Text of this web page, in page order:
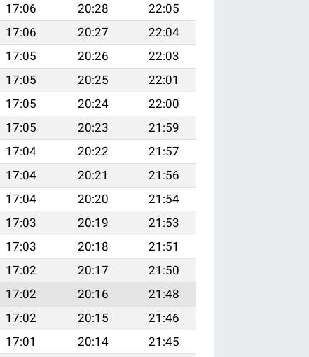
17:06 20:28
22:05
17:06 20:27
22:04
17:05 20:26
22:03
17:05 20:25
22:01
17:05 20:24
22:00
17:05 20:23
21:59
17:04 20:22
21:57
17:04 20:21
21:56
17:04 20:20
21:54
17:03 20:19
21:53
17:03 20:18
21:51
17:02 20:17
21:50
17:02 20:16
21:48
17:02 20:15
21:46
17:01 20:14
21:45